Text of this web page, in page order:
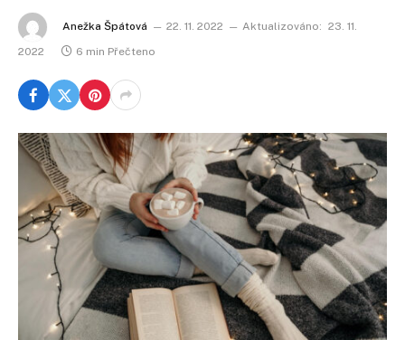
Anežka Špátová 22. 11. 2022 Aktualizováno: 23. 11.
2022
6 min Přečteno